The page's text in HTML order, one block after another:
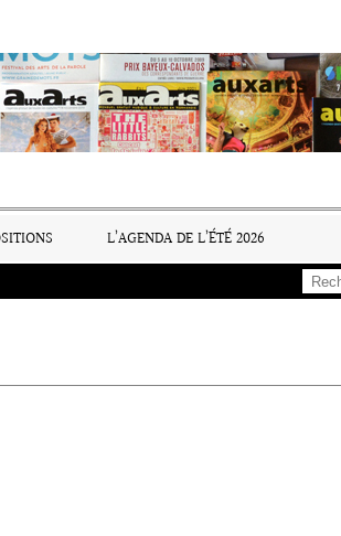
L’AGENDA DE L’ÉTÉ 2026